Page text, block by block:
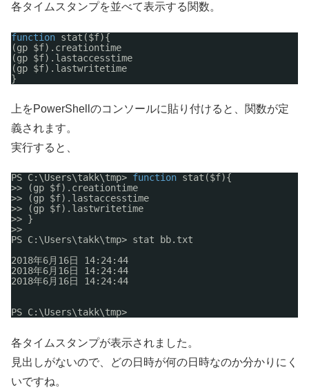
各タイムスタンプを並べて表示する関数。
function stat($f){
(gp $f).creationtime
(gp $f).lastaccesstime
(gp $f).lastwritetime
}
上をPowerShellのコンソールに貼り付けると、関数が定
義されます。
実行すると、
PS C:\Users\takk\tmp> function stat($f){
>> (gp $f).creationtime
>> (gp $f).lastaccesstime
>> (gp $f).lastwritetime
>> }
>>
PS C:\Users\takk\tmp> stat bb.txt
2018年6月16日 14:24:44
2018年6月16日 14:24:44
2018年6月16日 14:24:44
PS C:\Users\takk\tmp>
各タイムスタンプが表示されました。
見出しがないので、どの日時が何の日時なのか分かりにく
いですね。